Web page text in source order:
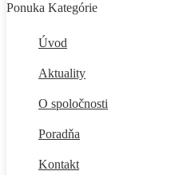
Ponuka Kategórie
Úvod
Aktuality
O spoločnosti
Poradňa
Kontakt